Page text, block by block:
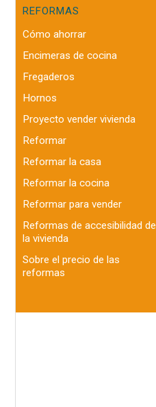
reformas
Cómo ahorrar
Encimeras de cocina
Fregaderos
Hornos
Proyecto vender vivienda
Reformar
Reformar la casa
Reformar la cocina
Reformar para vender
Reformas de accesibilidad de
la vivienda
Sobre el precio de las
reformas